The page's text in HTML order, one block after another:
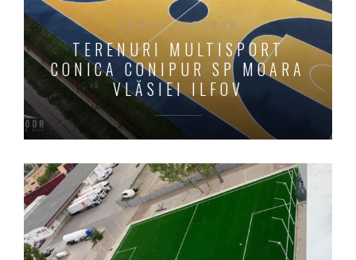
SPORT OUTDOOR
TERENURI MULTISPORT
CONICA CONIPUR SP MOARA
VLĂSIEI ILFOV